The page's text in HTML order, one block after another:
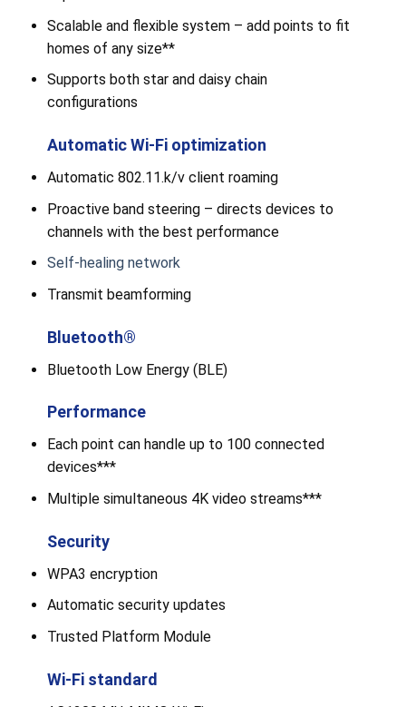
Scalable and flexible system – add points to fit
homes of any size**
Supports both star and daisy chain
configurations
Automatic Wi-Fi optimization
Automatic 802.11.k/v client roaming
Proactive band steering – directs devices to
channels with the best performance
Self-healing network
Transmit beamforming
Bluetooth®
Bluetooth Low Energy (BLE)
Performance
Each point can handle up to 100 connected
devices***
Multiple simultaneous 4K video streams***
Security
WPA3 encryption
Automatic security updates
Trusted Platform Module
Wi-Fi standard